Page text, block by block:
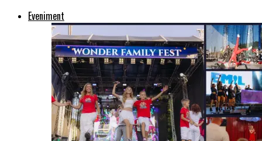
Eveniment